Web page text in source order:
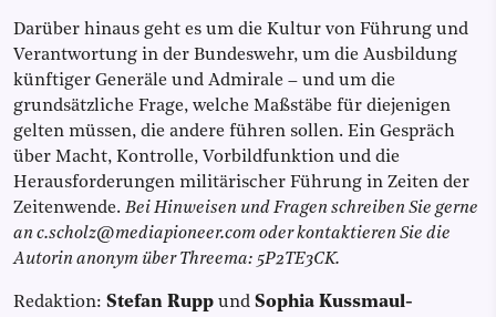
Darüber hinaus geht es um die Kultur von Führung und
Verantwortung in der Bundeswehr, um die Ausbildung
künftiger Generäle und Admirale – und um die
grundsätzliche Frage, welche Maßstäbe für diejenigen
gelten müssen, die andere führen sollen. Ein Gespräch
über Macht, Kontrolle, Vorbildfunktion und die
Herausforderungen militärischer Führung in Zeiten der
Zeitenwende. Bei Hinweisen und Fragen schreiben Sie gerne
an c.scholz@mediapioneer.com oder kontaktieren Sie die
Autorin anonym über Threema: 5P2TE3CK.
Redaktion: Stefan Rupp und Sophia Kussmaul-